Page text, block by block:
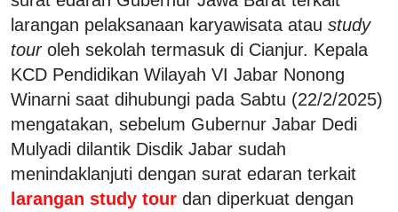
larangan pelaksanaan karyawisata atau study
touroleh sekolah termasuk di Cianjur. Kepala
KCD Pendidikan Wilayah VI Jabar Nonong
Winarni saat dihubungi pada Sabtu (22/2/2025)
mengatakan, sebelum Gubernur Jabar Dedi
Mulyadi dilantik Disdik Jabar sudah
menindaklanjuti dengan surat edaran terkait
larangan study tour dan diperkuat dengan